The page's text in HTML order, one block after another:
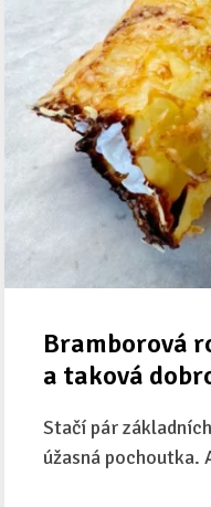
Bramborová
a taková
Stačí pár
úžasná pochoutka.